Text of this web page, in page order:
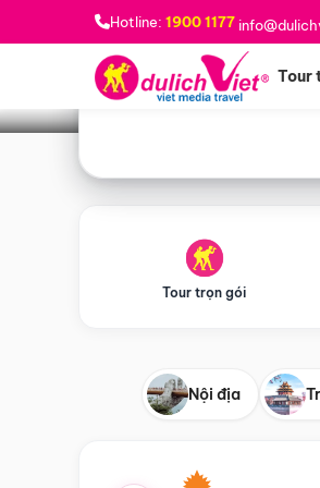
Hotline: 1900 1177
Tour
Bạn muốn đi đâu? *
Tour trọn gói
Nội địa